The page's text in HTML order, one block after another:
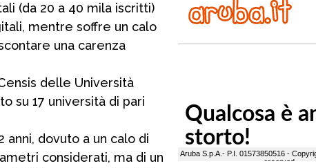
(da 20 a 40 mila iscritti)
mentre soffre un calo
una carenza
delle Università
su 17 università di pari
dovuto a un calo di
considerati, ma di un